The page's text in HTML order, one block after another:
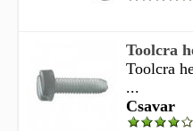
Toolcra
Toolcra
...
Csavar